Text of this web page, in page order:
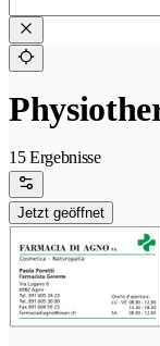
15 Ergebnisse
Jetzt geöffnet